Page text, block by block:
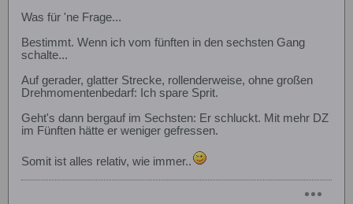
Was für 'ne Frage...
Bestimmt. Wenn ich vom fünften in den sechsten Gang
schalte...
Auf gerader, glatter Strecke, rollenderweise, ohne großen
Drehmomentenbedarf: Ich spare Sprit.
Geht's dann bergauf im Sechsten: Er schluckt. Mit mehr DZ
im Fünften hätte er weniger gefressen.
Somit ist alles relativ, wie immer..